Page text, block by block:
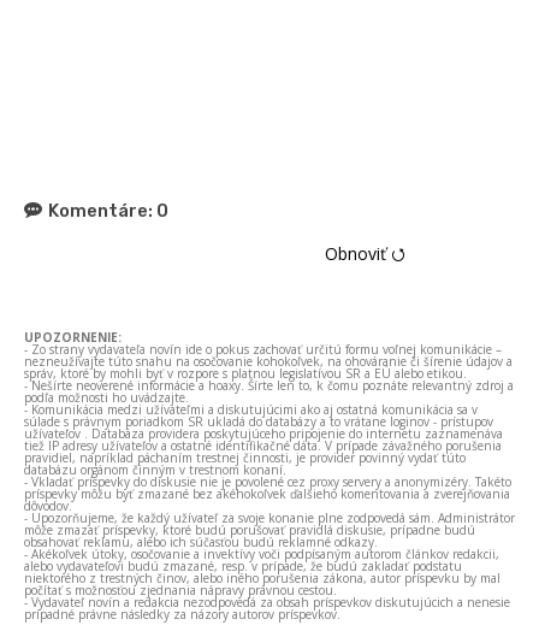
Komentáre: 0
Obnoviť ⭯
UPOZORNENIE:
- Zo strany vydavateľa novín ide o pokus zachovať určitú formu voľnej komunikácie –
nezneužívajte túto snahu na osočovanie kohokoľvek, na ohováranie či šírenie údajov a
správ, ktoré by mohli byť v rozpore s platnou legislatívou SR a EÚ alebo etikou.
- Nešírte neoverené informácie a hoaxy. Šírte len to, k čomu poznáte relevantný zdroj a
podľa možnosti ho uvádzajte.
- Komunikácia medzi užívateľmi a diskutujúcimi ako aj ostatná komunikácia sa v
súlade s právnym poriadkom SR ukladá do databázy a to vrátane loginov - prístupov
užívateľov . Databáza providera poskytujúceho pripojenie do internetu zaznamenáva
tiež IP adresy užívateľov a ostatné identifikačné dáta. V prípade závažného porušenia
pravidiel, napríklad páchaním trestnej činnosti, je provider povinný vydať túto
databázu orgánom činným v trestnom konaní.
- Vkladať príspevky do diskusie nie je povolené cez proxy servery a anonymizéry. Takéto
príspevky môžu byť zmazané bez akéhokoľvek ďalšieho komentovania a zverejňovania
dôvodov.
- Upozorňujeme, že každý užívateľ za svoje konanie plne zodpovedá sám. Administrátor
môže zmazať príspevky, ktoré budú porušovať pravidlá diskusie, prípadne budú
obsahovať reklamu, alebo ich súčasťou budú reklamné odkazy.
- Akékoľvek útoky, osočovanie a invektívy voči podpísaným autorom článkov redakcii,
alebo vydavateľovi budú zmazané, resp. v prípade, že budú zakladať podstatu
niektorého z trestných činov, alebo iného porušenia zákona, autor príspevku by mal
počítať s možnosťou zjednania nápravy právnou cestou.
- Vydavateľ novín a redakcia nezodpovedá za obsah príspevkov diskutujúcich a nenesie
prípadné právne následky za názory autorov príspevkov.